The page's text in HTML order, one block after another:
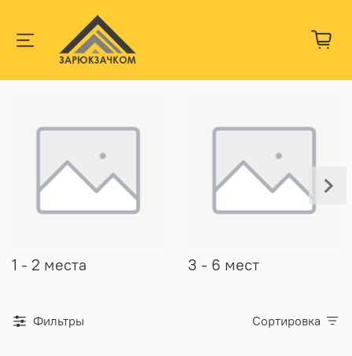
1 - 2 места 3 - 6 мест
Фильтры Сортировка